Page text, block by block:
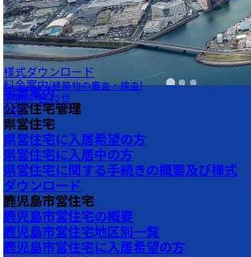
鹿児島市街地
© photoAC
様式ダウンロード
料金案内(建築物の審査・検査)
お問い合わせ
FAQ
事業案内
公営住宅管理
県営住宅
県営住宅に入居希望の方
県営住宅に入居中の方
県営住宅に関する手続きの概要及び様式
ダウンロード
鹿児島市営住宅
鹿児島市営住宅の概要
鹿児島市営住宅地区別一覧
鹿児島市営住宅に入居希望の方